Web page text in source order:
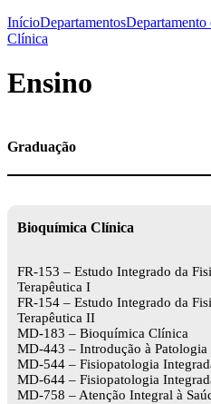
InícioDepartamentosDepartamento
Clínica
Ensino
Graduação
Bioquímica Clínica
FR-153 – Estudo Integrado da
Terapêutica I
FR-154 – Estudo Integrado da
Terapêutica II
MD-183 – Bioquímica Clínica
MD-443 – Introdução à Patologia
MD-544 – Fisiopatologia
MD-644 – Fisiopatologia
MD-758 – Atenção Integral à